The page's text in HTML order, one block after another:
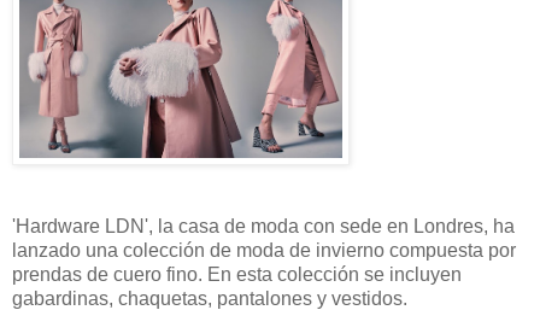
'Hardware LDN', la casa de moda con sede en Londres, ha
lanzado una colección de moda de invierno compuesta por
prendas de cuero fino. En esta colección se incluyen
gabardinas, chaquetas, pantalones y vestidos.